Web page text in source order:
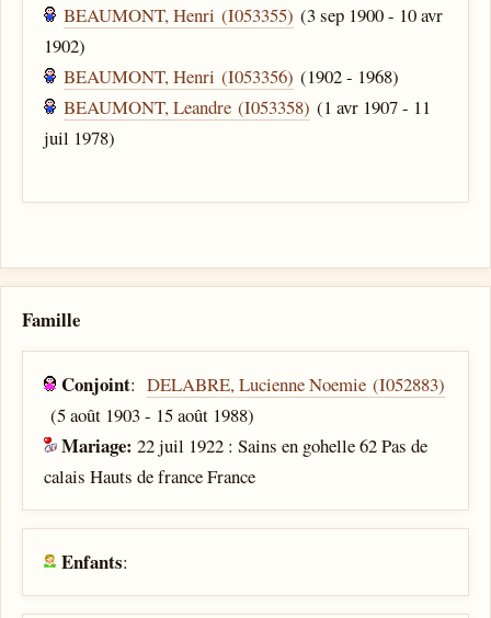
BEAUMONT, Henri (I053355) (3 sep 1900 - 10 avr
1902)
BEAUMONT, Henri (I053356) (1902 - 1968)
BEAUMONT, Leandre (I053358) (1 avr 1907 - 11
juil 1978)
Famille
Conjoint:DELABRE, Lucienne Noemie (I052883)
(5 août 1903 - 15 août 1988)
Mariage:22 juil 1922 : Sains en gohelle 62 Pas de
calais Hauts de france France
Enfants: